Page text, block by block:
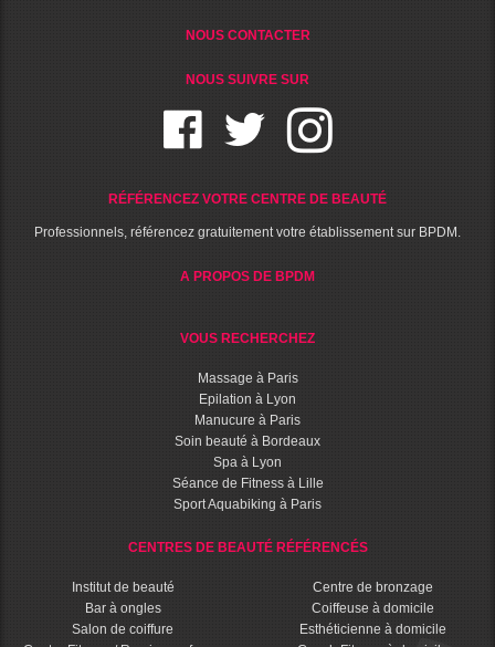
NOUS CONTACTER
NOUS SUIVRE SUR
RÉFÉRENCEZ VOTRE CENTRE DE BEAUTÉ
Professionnels, référencez gratuitement votre établissement sur BPDM.
A PROPOS DE BPDM
VOUS RECHERCHEZ
Massage à Paris
Epilation à Lyon
Manucure à Paris
Soin beauté à Bordeaux
Spa à Lyon
Séance de Fitness à Lille
Sport Aquabiking à Paris
CENTRES DE BEAUTÉ RÉFÉRENCÉS
Institut de beauté
Bar à ongles
Salon de coiffure
Centre de bronzage
Coiffeuse à domicile
Esthéticienne à domicile